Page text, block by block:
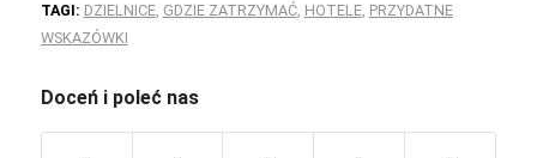
TAGI: DZIELNICE, GDZIE ZATRZYMAĆ, HOTELE, PRZYDATNE
WSKAZÓWKI
Doceń i poleć nas